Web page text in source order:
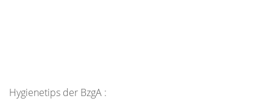
Hygienetips der BzgA :